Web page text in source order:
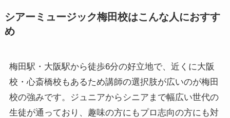
シアーミュージック梅田校はこんな人におすす
め
梅田駅・大阪駅から徒歩6分の好立地で、近くに大阪
校・心斎橋校もあるため講師の選択肢が広いのが梅田
校の強みです。ジュニアからシニアまで幅広い世代の
生徒が通っており、趣味の方にもプロ志向の方にも対